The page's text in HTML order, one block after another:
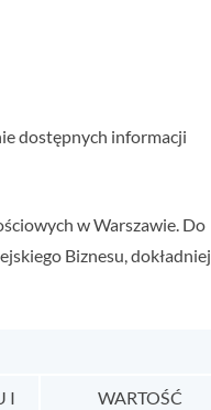
dostępnych informacji
w Warszawie. Do
Biznesu, dokładniej
I
WARTOŚĆ